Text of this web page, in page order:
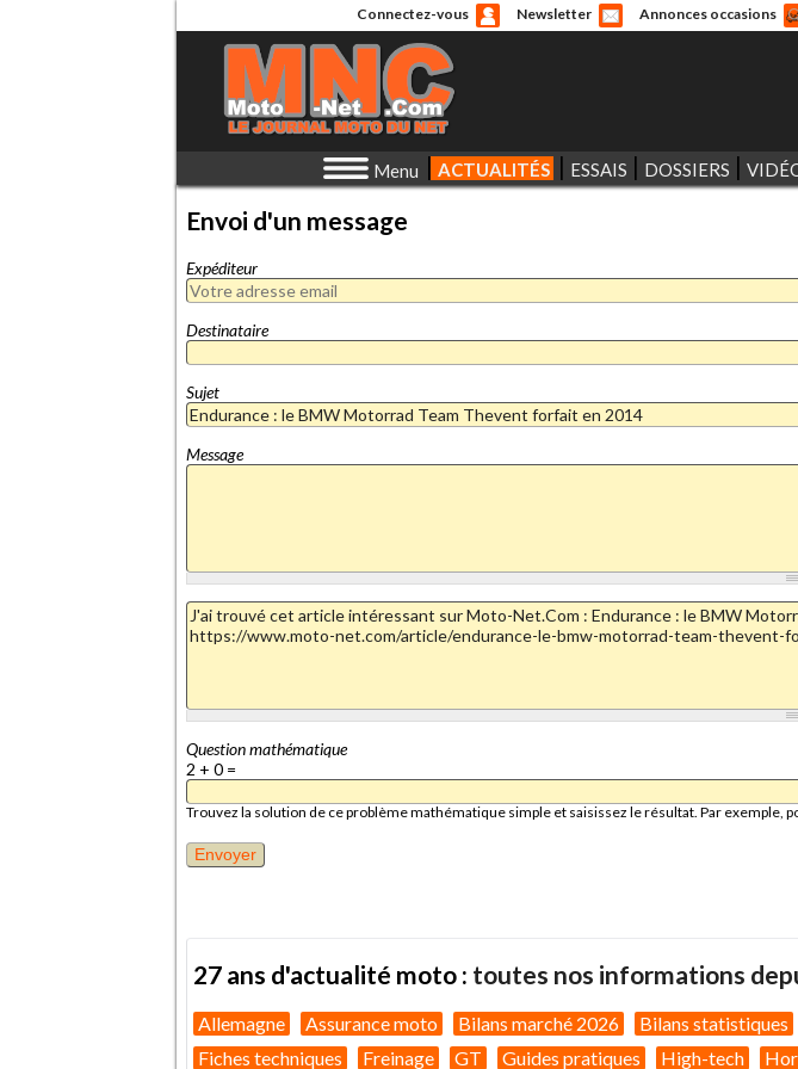
Connectez-vous Newsletter Annonces occasions
Menu ACTUALITÉS ESSAIS DOSSIERS
Envoi d'un message
Expéditeur
Destinataire
Sujet
Message
Question mathématique
2 + 0 =
Trouvez la solution de ce problème mathématique simple et saisissez le résultat. Par exemple,
27 ans d'actualité moto : toutes nos informations
Allemagne Assurance moto Bilans marché 2026 Bilans statistiques
Fiches techniques
Freinage GT Guides pratiques High-tech